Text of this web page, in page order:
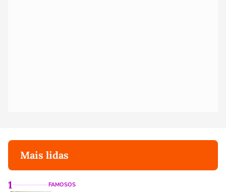
Mais lidas
1 FAMOSOS